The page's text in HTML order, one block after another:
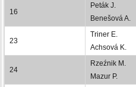
16
Peták J.
Benešová A.
23
Triner E.
Achsová K.
24
Rzeźnik M.
Mazur P.